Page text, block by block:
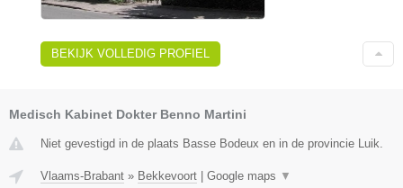
BEKIJK VOLLEDIG PROFIEL
Medisch Kabinet Dokter Benno Martini
Niet gevestigd in de plaats Basse Bodeux en in de provincie Luik.
Vlaams-Brabant » Bekkevoort Google maps ▼